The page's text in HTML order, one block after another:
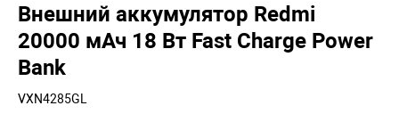
Внешний аккумулятор Redmi
20000 мАч 18 Вт Fast Charge Power
Bank
VXN4285GL